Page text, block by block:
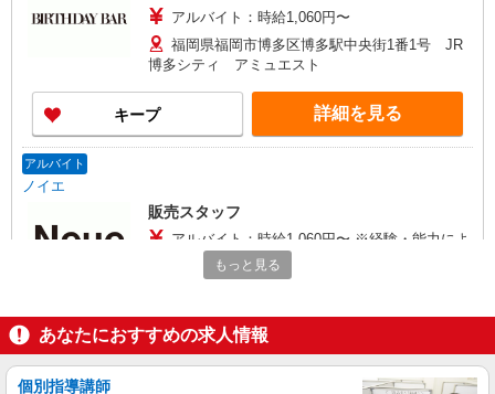
アルバイト：時給1,060円〜
福岡県福岡市博多区博多駅中央街1番1号 JR
博多シティ アミュエスト
キープ 詳細を見る
アルバイト
ノイエ
販売スタッフ
アルバイト：時給1,060円〜 ※経験・能力によ
り優遇します。
キープ 詳細を見る
もっと見る
あなたにおすすめの求人情報
個別指導講師